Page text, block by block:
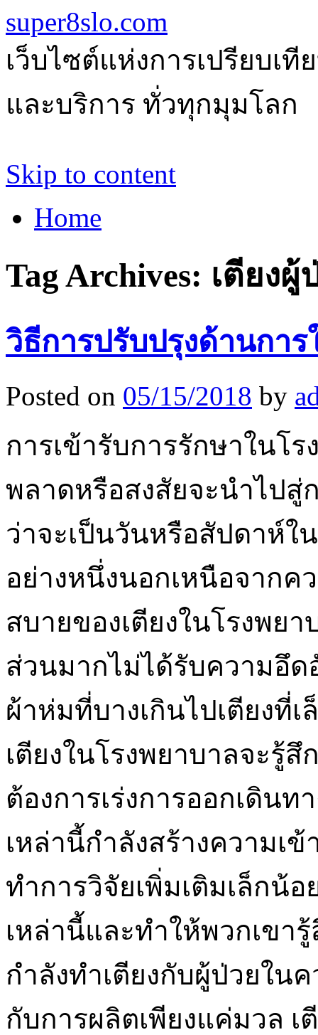
super8slo.com
เว็บไซต์แห่งการเปรียบเ
และบริการ ทั่วทุกมุมโลก
Skip to content
Home
Tag Archives: เตียงผู้
วิธีการปรับปรุงด้านกา
Posted on 05/15/2018 by
การเข้ารับการรักษาในโ
พลาดหรือสงสัยจะนำไปสู่
ว่าจะเป็นวันหรือสัปดาห์ใ
อย่างหนึ่งนอกเหนือจาก
สบายของเตียงในโรงพย
ส่วนมากไม่ได้รับความอึ
ผ้าห่มที่บางเกินไปเตียงที่
เตียงในโรงพยาบาลจะรู้
ต้องการเร่งการออกเดินท
เหล่านี้กำลังสร้างความเ
ทำการวิจัยเพิ่มเติมเล็กน้
เหล่านี้และทำให้พวกเข
กำลังทำเตียงกับผู้ป่วยใน
กับการผลิตเพียงแค่มวล